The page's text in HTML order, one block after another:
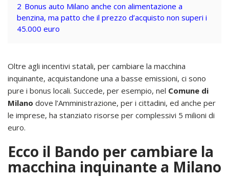
2 Bonus auto Milano anche con alimentazione a
benzina, ma patto che il prezzo d’acquisto non superi i
45.000 euro
Oltre agli incentivi statali, per cambiare la macchina
inquinante, acquistandone una a basse emissioni, ci sono
pure i bonus locali. Succede, per esempio, nel Comune di
Milano dove l’Amministrazione, per i cittadini, ed anche per
le imprese, ha stanziato risorse per complessivi 5 milioni di
euro.
Ecco il Bando per cambiare la
macchina inquinante a Milano